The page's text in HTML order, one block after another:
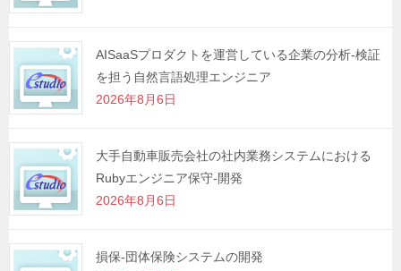
AISaaSプロダクトを運営している企業の分析-検証
を担う自然言語処理エンジニア
2026年8月6日
大手自動車販売会社の社内業務システムにおける
Rubyエンジニア保守-開発
2026年8月6日
損保-団体保険システムの開発